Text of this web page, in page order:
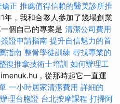
正 推薦值得信賴的醫美診所推
年，我和合夥人參加了幾場創業
個自己的專案是 清潔公司費用
證申請指南 提升自信魅力的首
指南 整骨學徒訓練 尋找專業的
復推拿技術士培訓 如何辦理工
，從那時起它一直運
一小時居家清潔費用 詳細的
理台胞證 台北按摩課程 打掃阿